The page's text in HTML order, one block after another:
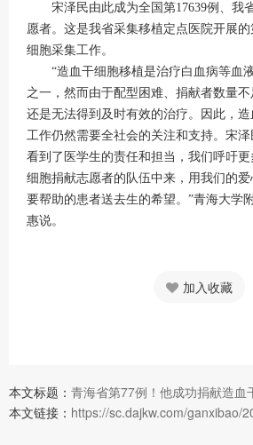
宋泽民由此成为全国第17639例、我
愿者。这是我省采集移植定点医院开展
细胞采集工作。
“造血干细胞移植是治疗白血病等血
之一，然而由于配型困难、捐献者数量
还是无法得到及时有效的治疗。因此，
工作仍然需要全社会的关注和支持。宋
看到了医学生的责任和担当，我们呼吁
细胞捐献志愿者的队伍中来，用我们的
要帮助的患者送去生的希望。”青海大学
惠说。
加入收藏
本文标题： 青海省第77例！他成功捐献造血
本文链接： https://sc.dajkw.com/ganxibao/